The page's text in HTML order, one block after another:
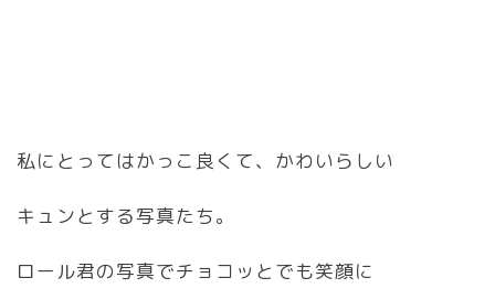
私にとってはかっこ良くて、かわいらしい
キュンとする写真たち。
ロール君の写真でチョコッとでも笑顔に